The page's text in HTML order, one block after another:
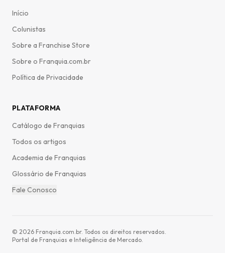
Início
Colunistas
Sobre a Franchise Store
Sobre o Franquia.com.br
Política de Privacidade
PLATAFORMA
Catálogo de Franquias
Todos os artigos
Academia de Franquias
Glossário de Franquias
Fale Conosco
© 2026 Franquia.com.br. Todos os direitos reservados.
Portal de Franquias e Inteligência de Mercado.